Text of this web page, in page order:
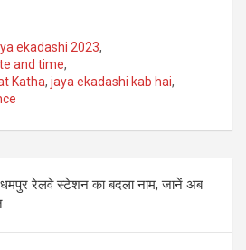
ekadashi 2023,
and time,
Katha, jaya ekadashi kab hai,
रेलवे स्टेशन का बदला नाम, जानें अब